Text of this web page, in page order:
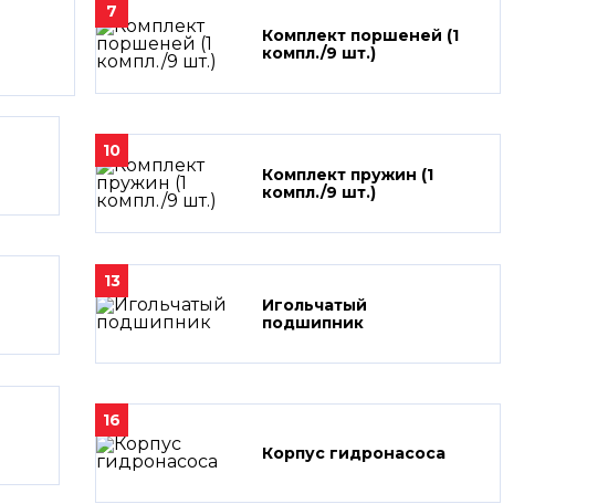
7
Комплект поршеней (1
компл./9 шт.)
10
Комплект пружин (1
компл./9 шт.)
13
Игольчатый
подшипник
16
Корпус гидронасоса